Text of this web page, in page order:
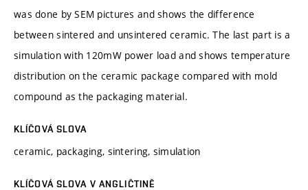
was done by SEM pictures and shows the difference
between sintered and unsintered ceramic. The last part is a
simulation with 120mW power load and shows temperature
distribution on the ceramic package compared with mold
compound as the packaging material.
KLÍČOVÁ SLOVA
ceramic, packaging, sintering, simulation
KLÍČOVÁ SLOVA V ANGLIČTINĚ